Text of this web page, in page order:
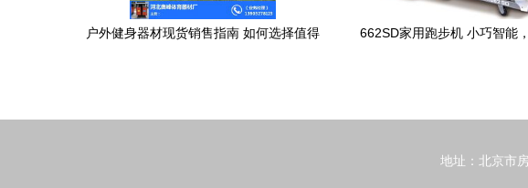
户外健身器材现货销售指南 如何选择值得
662SD家用跑步机 小巧智能
地址：北京市